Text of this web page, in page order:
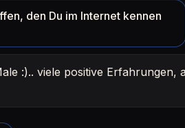
den Du im Internet kennen
:).. viele positive Erfahrungen,